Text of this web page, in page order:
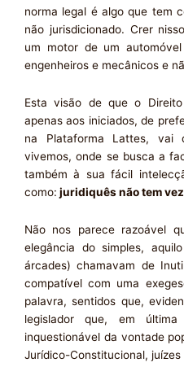
norma legal é algo que tem
não jurisdicionado. Crer
um motor de um
engenheiros e mecânicos e
Esta visão de que o
apenas aos iniciados, de
na Plataforma Lattes, vai
vivemos, onde se busca a
também à sua fácil
como: juridiquês não tem vez
Não nos parece razoável
elegância do simples,
árcades) chamavam de
compatível com uma
palavra, sentidos que,
legislador que, em
inquestionável da vontade
Jurídico-Constitucional,